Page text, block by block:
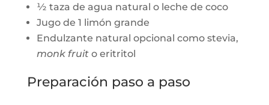
½ taza de agua natural o leche de coco
Jugo de 1 limón grande
Endulzante natural opcional como stevia,
monk fruito eritritol
Preparación paso a paso